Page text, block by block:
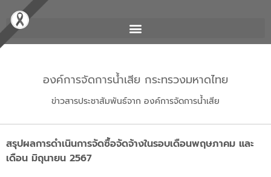
องค์การจัดการน้ำเสีย กระทรวงมหาดไทย
ข่าวสารประชาสัมพันธ์จาก องค์การจัดการน้ำเสีย
สรุปผลการดำเนินการจัดซื้อจัดจ้างในรอบเดือนพฤษภาคม และ
เดือน มิถุนายน 2567